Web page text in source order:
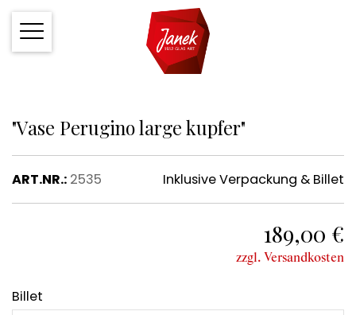
"Vase Perugino large kupfer"
ART.NR.: 2535 Inklusive Verpackung & Billet
189,00 €
zzgl. Versandkosten
Billet